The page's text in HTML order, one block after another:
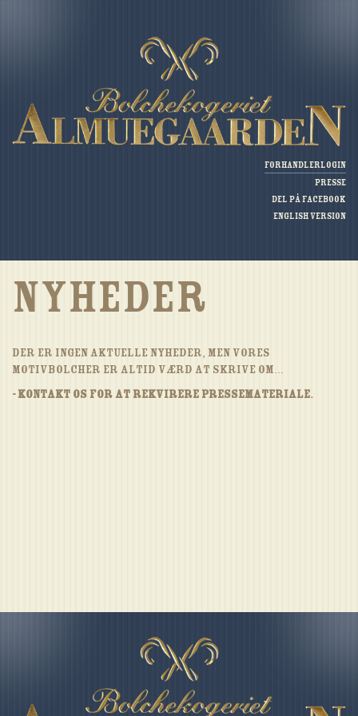
Forhandlerlogin
Presse
Del på Facebook
English version
Nyheder
Der er ingen aktuelle nyheder, men vores
motivbolcher er altid værd at skrive om...
- Kontakt os for at rekvirere pressemateriale.